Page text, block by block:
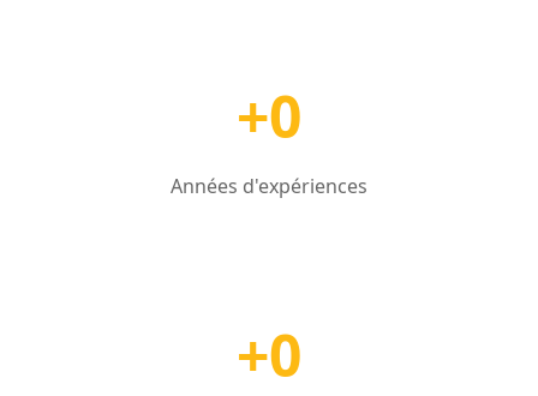
+0
Années d'expériences
+0